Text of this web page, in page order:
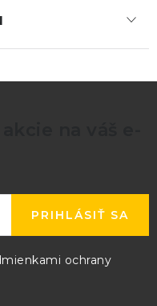
ochrany
PRIHLÁSIŤ SA